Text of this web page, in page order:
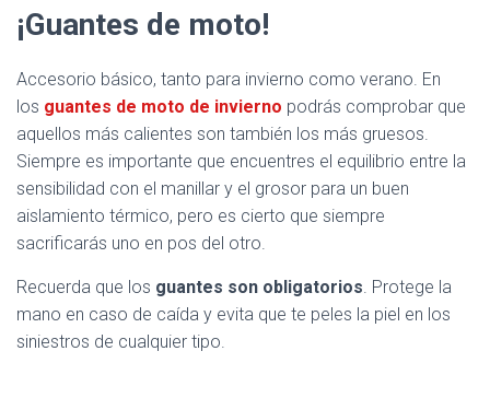
¡Guantes de moto!
Accesorio básico, tanto para invierno como verano. En
los guantes de moto de invierno podrás comprobar que
aquellos más calientes son también los más gruesos.
Siempre es importante que encuentres el equilibrio entre la
sensibilidad con el manillar y el grosor para un buen
aislamiento térmico, pero es cierto que siempre
sacrificarás uno en pos del otro.
Recuerda que los guantes son obligatorios. Protege la
mano en caso de caída y evita que te peles la piel en los
siniestros de cualquier tipo.